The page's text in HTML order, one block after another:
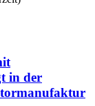
in der